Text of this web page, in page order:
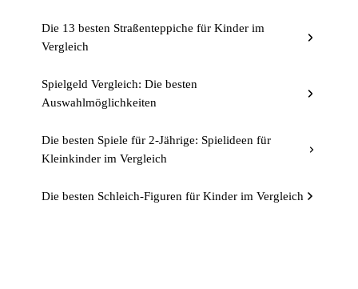
Die 13 besten Straßenteppiche für Kinder im
Vergleich
Spielgeld Vergleich: Die besten
Auswahlmöglichkeiten
Die besten Spiele für 2-Jährige: Spielideen für
Kleinkinder im Vergleich
Die besten Schleich-Figuren für Kinder im Vergleich